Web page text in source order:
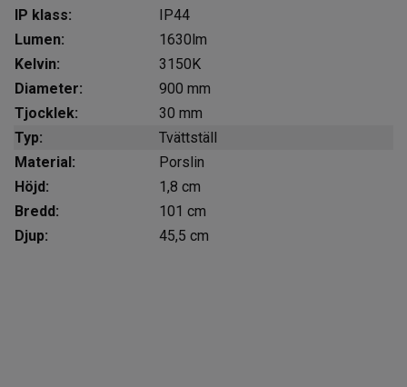
IP klass:
IP44
Lumen:
1630lm
Kelvin:
3150K
Diameter:
900 mm
Tjocklek:
30 mm
Typ:
Tvättställ
Material:
Porslin
Höjd:
1,8 cm
Bredd:
101 cm
Djup:
45,5 cm